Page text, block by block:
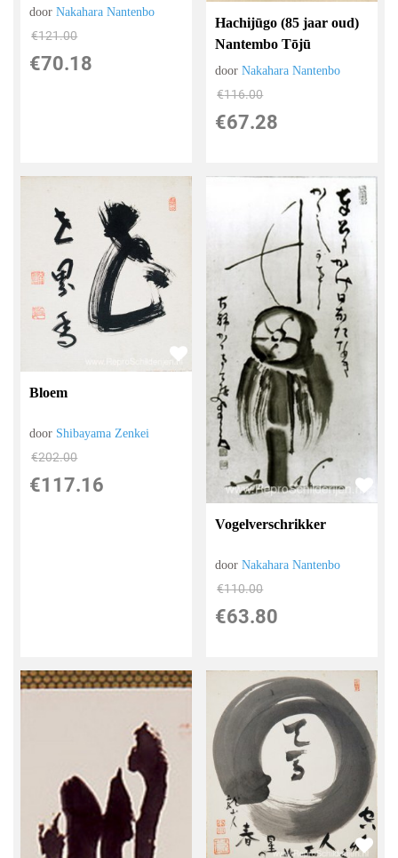
doorNakahara Nantenbo
€121.00
€70.18
Hachijūgo (85 jaar oud)
Nantembo Tōjū
doorNakahara Nantenbo
€116.00
€67.28
Bloem
door Shibayama Zenkei
€202.00
€117.16
Vogelverschrikker
doorNakahara Nantenbo
€110.00
€63.80